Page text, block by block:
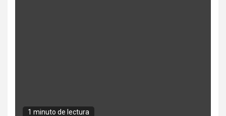
1 minuto de lectura